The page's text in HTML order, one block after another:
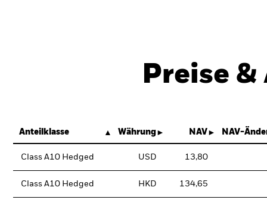
Preise
Anteilklasse Währung NAV NAV-
Class A10 Hedged USD 13,80
Class A10 Hedged HKD 134,65